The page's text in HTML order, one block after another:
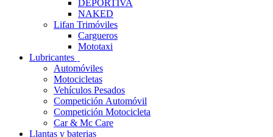
DEPORTIVA
NAKED
Lifan Trimóviles
Cargueros
Mototaxi
Lubricantes
Automóviles
Motocicletas
Vehículos Pesados
Competición Automóvil
Competición Motocicleta
Car & Mc Care
Llantas y baterias